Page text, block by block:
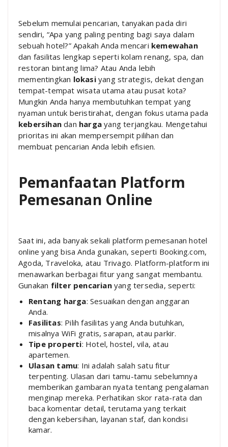
Sebelum memulai pencarian, tanyakan pada diri
sendiri, “Apa yang paling penting bagi saya dalam
sebuah hotel?” Apakah Anda mencari kemewahan
dan fasilitas lengkap seperti kolam renang, spa, dan
restoran bintang lima? Atau Anda lebih
mementingkan lokasiyang strategis, dekat dengan
tempat-tempat wisata utama atau pusat kota?
Mungkin Anda hanya membutuhkan tempat yang
nyaman untuk beristirahat, dengan fokus utama pada
kebersihan dan harga yang terjangkau. Mengetahui
prioritas ini akan mempersempit pilihan dan
membuat pencarian Anda lebih efisien.
Pemanfaatan Platform
Pemesanan Online
Saat ini, ada banyak sekali platform pemesanan hotel
online yang bisa Anda gunakan, seperti Booking.com,
Agoda, Traveloka, atau Trivago. Platform-platform ini
menawarkan berbagai fitur yang sangat membantu.
Gunakan filter pencarianyang tersedia, seperti:
Rentang harga: Sesuaikan dengan anggaran
Anda.
Fasilitas: Pilih fasilitas yang Anda butuhkan,
misalnya WiFi gratis, sarapan, atau parkir.
Tipe properti: Hotel, hostel, vila, atau
apartemen.
Ulasan tamu: Ini adalah salah satu fitur
terpenting. Ulasan dari tamu-tamu sebelumnya
memberikan gambaran nyata tentang pengalaman
menginap mereka. Perhatikan skor rata-rata dan
baca komentar detail, terutama yang terkait
dengan kebersihan, layanan staf, dan kondisi
kamar.